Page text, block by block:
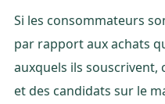
Si les consommateurs
par rapport aux achats
auxquels ils souscrivent,
et des candidats sur le